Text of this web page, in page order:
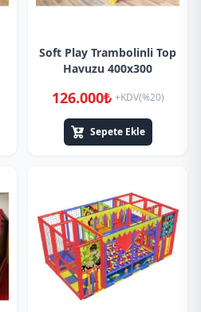
Soft Play Trambolinli Top
Havuzu 400x300
126.000₺ +KDV(%20)
Sepete Ekle